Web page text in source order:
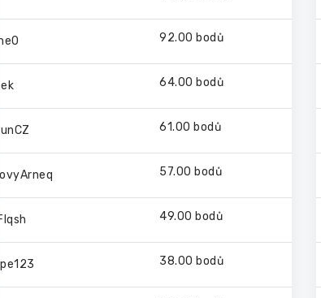
92.00 bodů
64.00 bodů
61.00 bodů
57.00 bodů
49.00 bodů
38.00 bodů